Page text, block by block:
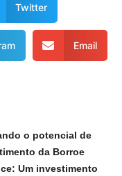
Twitter
Email
o potencial de
da Borroe
Um investimento